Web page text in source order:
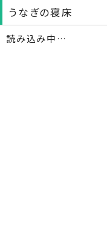
うなぎの寝床
読み込み中…